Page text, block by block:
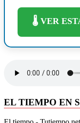
🌡️ VER
EL TIEMPO EN